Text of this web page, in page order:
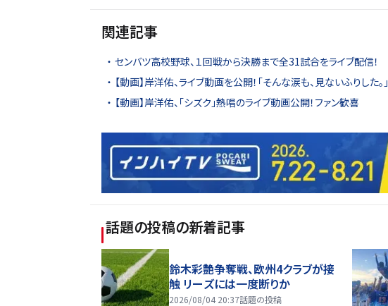
関連記事
センバツ高校野球、１回戦から決勝まで全31試合をライブ配信！
【動画】岸洋佑、ライブ動画を公開！「そんな涙も、見ないふりした。」
【動画】岸洋佑、「シズク」熱唱のライブ動画公開！ファン歓喜
話題の投稿の新着記事
鈴木彩艶争奪戦、欧州4クラブが接
触 リーズには一度断りか
2026/08/04 20:37話題の投稿